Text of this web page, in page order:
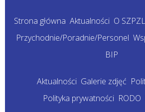
Strona główna Aktualności O
Przychodnie/Poradnie/Personel
BIP
Aktualności Galerie zdjęć
Polityka prywatności RODO